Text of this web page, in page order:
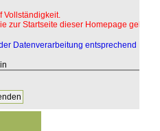
Vollständigkeit.
zur Startseite dieser Homepage geleitet.
Datenverarbeitung entsprechend